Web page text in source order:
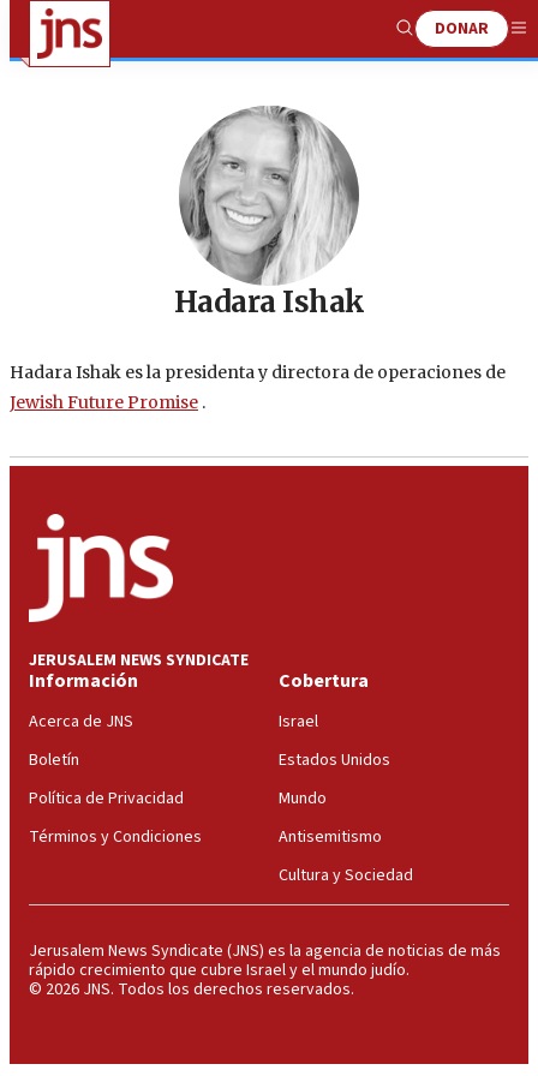
Show
Search
DONAR
Hadara Ishak
Hadara Ishak es la presidenta y directora de operaciones de
Jewish Future Promise .
JERUSALEM NEWS SYNDICATE
Información
Acerca de JNS
Boletín
Política de Privacidad
Términos y Condiciones
Cobertura
Israel
Estados Unidos
Mundo
Antisemitismo
Cultura y Sociedad
Jerusalem News Syndicate (JNS) es la agencia de noticias de más
rápido crecimiento que cubre Israel y el mundo judío.
© 2026 JNS. Todos los derechos reservados.